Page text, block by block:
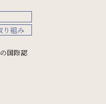
フロアガイド
り組み
国際認